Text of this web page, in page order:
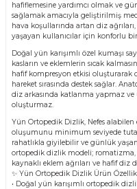
hafiflemesine yardımcı olmak ve
sağlamak amacıyla geliştirilmiş
hava koşullarında artan diz
yaşayan kullanıcılar için konforlu
Doğal yün karışımlı özel kumaşı
kasların ve eklemlerin sıcak
hafif kompresyon etkisi oluşturarak
hareket sırasında destek sağlar.
diz arkasında katlanma yapmaz ve
oluşturmaz.
Yün Ortopedik Dizlik, Nefes alabilen
oluşumunu minimum seviyede
rahatlıkla giyilebilir ve günlük
ortopedik dizlik modeli; romatizma,
kaynaklı eklem ağrıları ve hafif diz
✨ Yün Ortopedik Dizlik Ürün
• Doğal yün karışımlı ortopedik